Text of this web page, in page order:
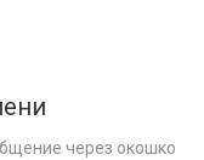
через окошко